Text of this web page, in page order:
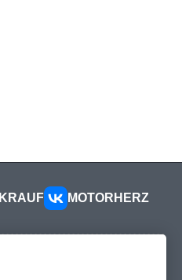
KRAUF MOTORHERZ